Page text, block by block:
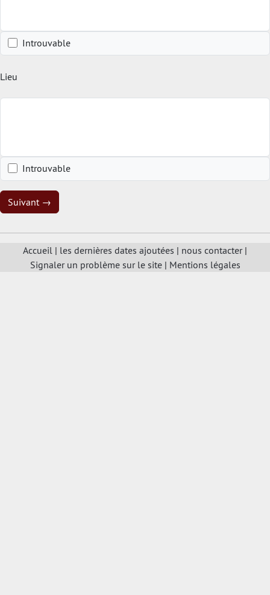
Introuvable
Lieu
Introuvable
Suivant →
Accueil | les dernières dates ajoutées | nous contacter|
Signaler un problème sur le site| Mentions légales